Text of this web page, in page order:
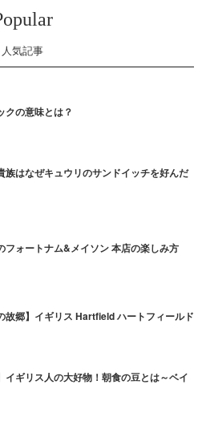
人気記事
クの意味とは？
族はなぜキュウリのサンドイッチを好んだ
フォートナム&メイソン 本店の楽しみ方
故郷】イギリス Hartfield ハートフィールド
イギリス人の大好物！朝食の豆とは～ベイ